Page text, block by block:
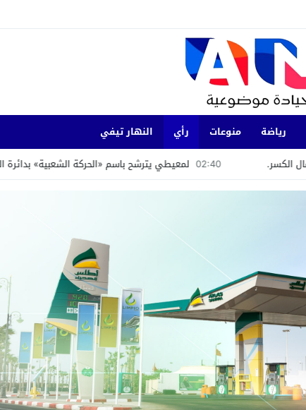
رياضة منوعات رأي
النهار تيفي
02:40 لمعيطي يترشح باسم «الحركة الشعبية» بدائرة المنارة 18:34